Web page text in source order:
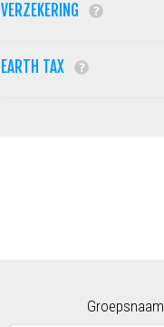
VERZEKERING
EARTH TAX
Groepsnaam